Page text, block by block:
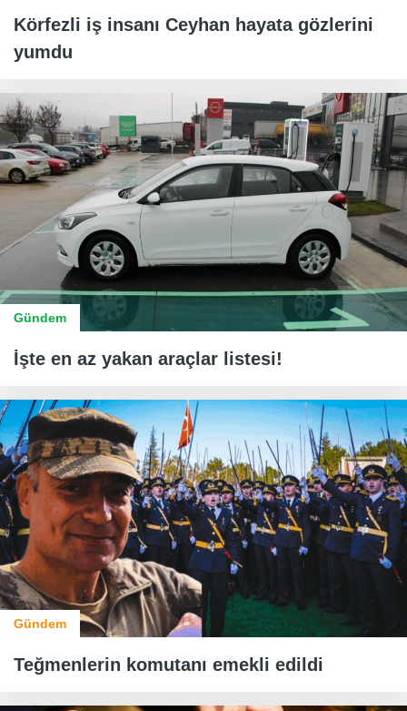
Körfezli iş insanı Ceyhan hayata gözlerini
yumdu
Gündem
İşte en az yakan araçlar listesi!
Gündem
Teğmenlerin komutanı emekli edildi